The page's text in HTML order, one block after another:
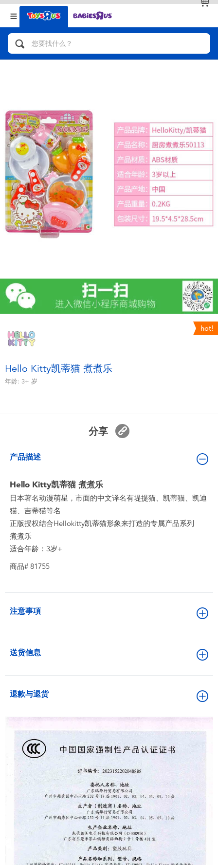
返回
分类目录
人气英雄，角色扮演，射击玩具
拼砌组合及乐高LEGO
玩具车，货车，火车及遥控系列
手工艺，文具，蜡笔，泥胶，画板
娃娃，芭比，收藏公仔
电子玩具
益智学习玩具
户外及运动产品
派对用品
模仿，化妆及造型系列
夏日
新登场
玩具促销
返回
品牌
查看全部
hot!
Hello Kitty凯蒂猫 煮煮乐
年龄: 3+ 岁
分享
产品描述
Hello Kitty凯蒂猫 煮煮乐
日本著名动漫萌星，市面的中文译名有堤提猫、凯蒂猫、凯迪
猫、吉蒂猫等名
正版授权结合Hellokitty凯蒂猫形象来打造的专属产品系列
煮煮乐
适合年龄：3岁+
商品# 81755
注意事項
送货信息
退款与退货